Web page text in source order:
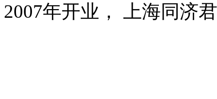
2007年开业， 上海同